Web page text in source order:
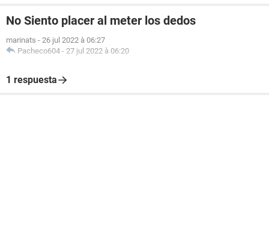
No Siento placer al meter los dedos
marinats - 26 jul 2022 à 06:27
Pacheco604 - 27 jul 2022 à 06:20
1 respuesta